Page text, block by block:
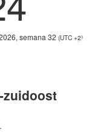
semana 32 (UTC +2)
zuidoost